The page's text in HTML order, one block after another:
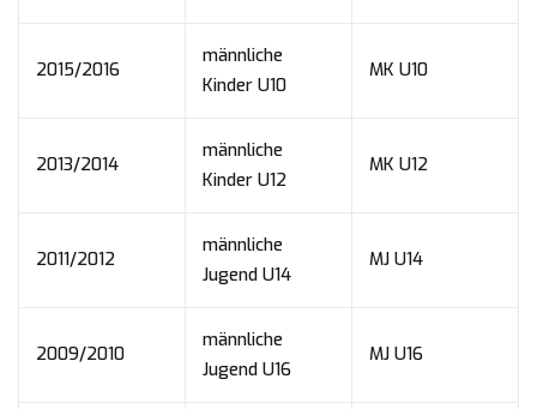
2015/2016
männliche
Kinder U10
MK U10
2013/2014
männliche
Kinder U12
MK U12
2011/2012
männliche
Jugend U14
MJ U14
2009/2010
männliche
Jugend U16
MJ U16